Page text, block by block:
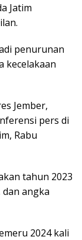
Jatim
penurunan
kecelakaan
Jember,
pers di
Rabu
tahun 2023
angka
2024 kali